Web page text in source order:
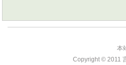
本
Copyright © 2011